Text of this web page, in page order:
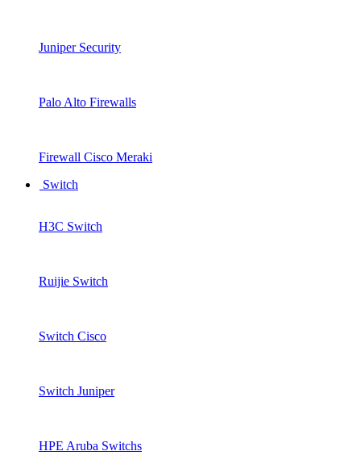
Juniper Security
Palo Alto Firewalls
Firewall Cisco Meraki
Switch
H3C Switch
Ruijie Switch
Switch Cisco
Switch Juniper
HPE Aruba Switchs